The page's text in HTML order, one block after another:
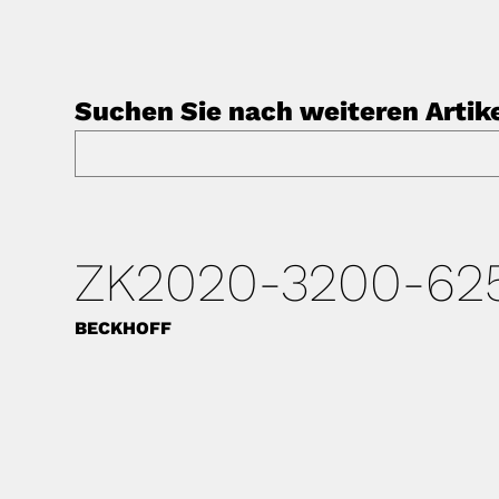
Suchen Sie nach weiteren
ZK2020-3200-
BECKHOFF